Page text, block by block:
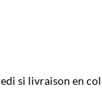
si livraison en